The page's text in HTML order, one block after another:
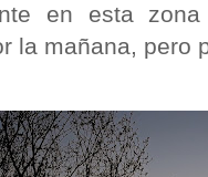
en esta
la mañana, pero